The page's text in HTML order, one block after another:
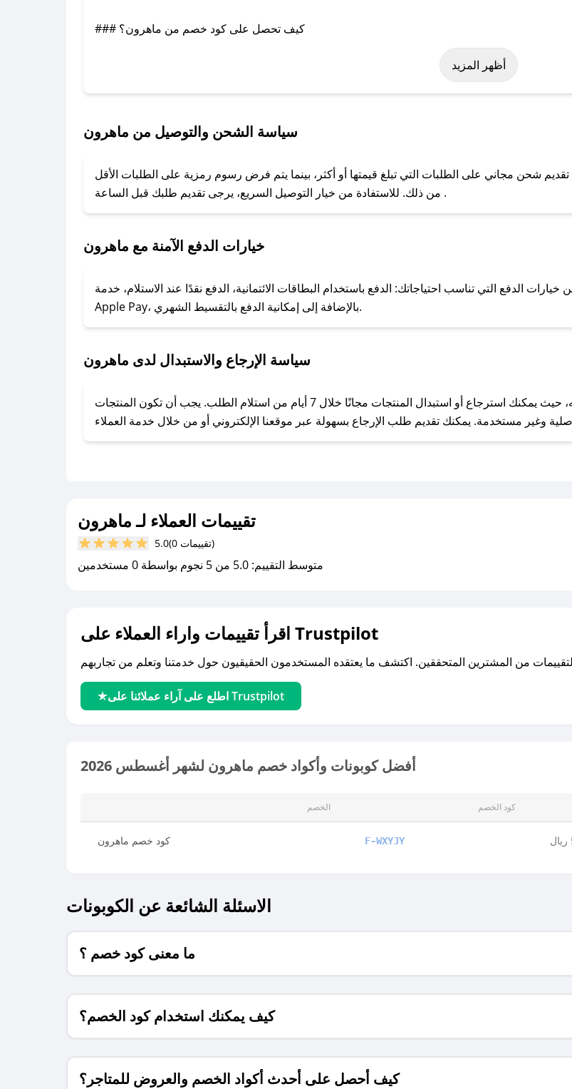
### كيف تحصل على كود خصم من ماهرون؟
ماهرون. وفي حال عدم توفر الكوبون، تواصل معنا عبر تويتر أو البريد الإلكتروني لإضافته بسرعة.
عبر الرسائل الخاصة على تويتر أو البريد الإلكتروني، وسنقوم بحل المشكلة في أسرع وقت ممكن.
### ماذا أفعل إذا لم أجد كود خصم لمتجري المفضل؟
للحصول على كوبونات وخصومات حصرية، قم بما يلي:
- اضغط على أيقونة متابعة لمتجر ماهرون في تطبيق صحصح.
- تابع حسابنا الرسمي على تويتر وقم بتفعيل زر التنبيهات.
أظهر المزيد
سياسة الشحن والتوصيل من ماهرون
شحن مجاني على الطلبات التي تبلغ قيمتها أو أكثر، بينما يتم فرض رسوم رمزية على الطلبات الأقل
من ذلك. للاستفادة من خيار التوصيل السريع، يرجى تقديم طلبك قبل الساعة .
خيارات الدفع الآمنة مع ماهرون
الدفع التي تناسب احتياجاتك: الدفع باستخدام البطاقات الائتمانية، الدفع نقدًا عند الاستلام، خدمة
Apple Pay، بالإضافة إلى إمكانية الدفع بالتقسيط الشهري.
سياسة الإرجاع والاستبدال لدى ماهرون
يحرص ماهرون على توفير تجربة تسوق آمنة ومريحة لعملائه، حيث يمكنك استرجاع أو استبدال المنتجات مجانًا خلال 7 أيام من استلام الطلب. يجب أن تكون المنتجات
تقييمات العملاء لـ ماهرون
5.0 (0 تقييمات)
متوسط التقييم: 5.0 من 5 نجوم بواسطة 0 مستخدمين
اقرأ تقييمات واراء العملاء على Trustpilot
اطلع على آراء عملائنا على Trustpilot
أفضل كوبونات وأكواد خصم ماهرون لشهر أغسطس 2026
الخصم كود الخصم
كود خصم ماهرون F-WXYJY
الاسئلة الشائعة عن الكوبونات
ما معنى كود خصم ؟
كيف يمكنك استخدام كود الخصم؟
كيف أحصل على أحدث أكواد الخصم والعروض للمتاجر؟